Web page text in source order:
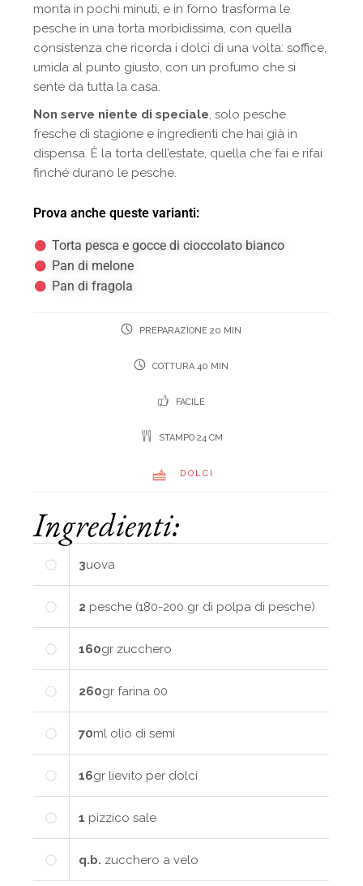
monta in pochi minuti, e in forno trasforma le
pesche in una torta morbidissima, con quella
consistenza che ricorda i dolci di una volta: soffice,
umida al punto giusto, con un profumo che si
sente da tutta la casa.
Non serve niente di speciale, solo pesche
fresche di stagione e ingredienti che hai già in
dispensa. È la torta dell’estate, quella che fai e rifai
finché durano le pesche.
Prova anche queste varianti:
Torta pesca e gocce di cioccolato bianco
Pan di melone
Pan di fragola
PREPARAZIONE 20 MIN
COTTURA 40 MIN
FACILE
STAMPO 24 CM
DOLCI
Ingredienti:
3uova
2 pesche (180-200 gr di polpa di pesche)
160gr zucchero
260gr farina 00
70ml olio di semi
16gr lievito per dolci
1 pizzico sale
q.b. zucchero a velo